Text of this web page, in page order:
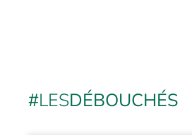
#LESDÉBOUCHÉS